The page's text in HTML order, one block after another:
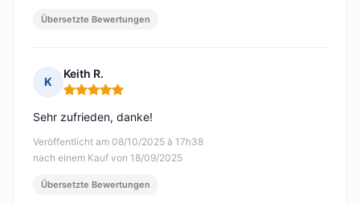
Übersetzte Bewertungen
K
Keith R.
Hinweis: 5 von 5
Veröffentlicht am 08/10/2025 à 17h38
nach einem Kauf von 18/09/2025
Sehr zufrieden, danke!
Übersetzte Bewertungen